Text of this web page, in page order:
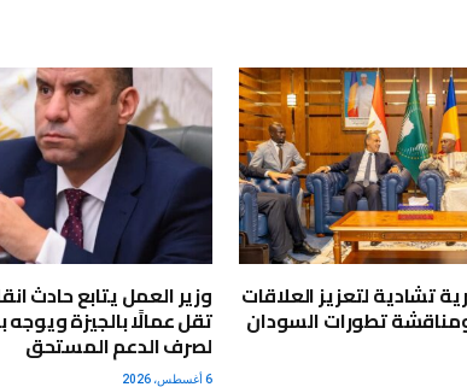
تشادية لتعزيز العلاقات
تطورات السودان
وزير العمل يتابع حادث
تقل عمالًا بالجيزة ويوجه
لصرف الدعم المستحق
6 أغسطس، 2026